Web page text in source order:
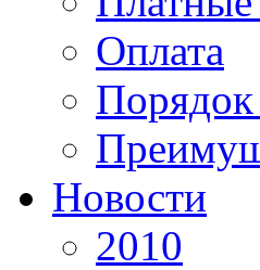
Оплата
Порядок
Новости
2010